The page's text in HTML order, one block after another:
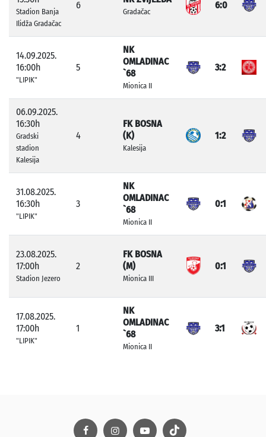
Stadion Banja
Ilidža Gradačac
6
Gradačac
6:0
14.09.2025.
16:00h
"LIPIK"
5
NK
OMLADINAC
`68
Mionica II
3:2
06.09.2025.
16:30h
Gradski
stadion
Kalesija
4
FK BOSNA
(K)
Kalesija
1:2
31.08.2025.
16:30h
"LIPIK"
3
NK
OMLADINAC
`68
Mionica II
0:1
23.08.2025.
17:00h
Stadion Jezero
2
FK BOSNA
(M)
Mionica III
0:1
17.08.2025.
17:00h
"LIPIK"
1
NK
OMLADINAC
`68
Mionica II
3:1